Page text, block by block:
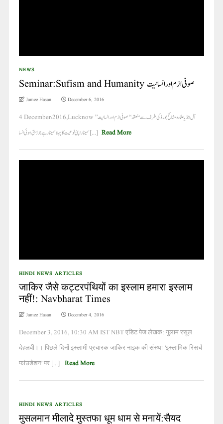
NEWS
Seminar:Sufism and Humanity صوفی ازم اور انسانیت
Jamee Hasan December 6, 2016
4 December، 2016,Lucknow آل انڈیا علماء ومشائخ بورڈ کی طرف سے منعقد ‘‘صوفی ازم اور انسانیت ’’
سمینار اپنی نوعیت کا پہلا سمینار ہے جو ڈبتی ہوئی انسا [...] Read More
HINDI NEWS ARTICLES
जाकिर जैसे कट्टरपंथियों का इस्लाम हमारा इस्लाम
नहीं!: Navbharat Times
Jamee Hasan December 4, 2016
December 3, 2016, 10:30 AM IST NBT एडिट पेज लेखक: गुलाम रसूल
देहलवी।। पिछले दिनों इस्लामी प्रचारक जाकिर नाइक की संस्था ‘इस्लामिक रिसर्च
फांउडेशन’ पर [...] Read More
HINDI NEWS ARTICLES
मुसलमान मीलादे मुस्तफा धूम धाम से मनायें:सैयद